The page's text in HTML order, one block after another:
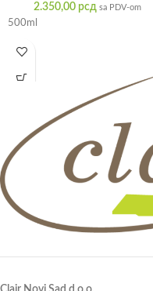
2.350,00 рсд sa PDV-om
500ml